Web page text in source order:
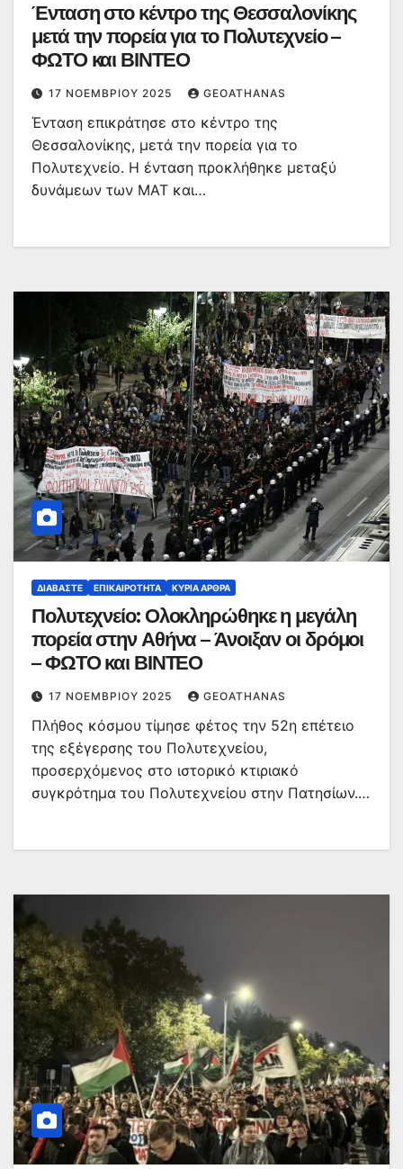
Ένταση στο κέντρο της Θεσσαλονίκης
μετά την πορεία για το Πολυτεχνείο –
ΦΩΤΟ και ΒΙΝΤΕΟ
17 ΝΟΕΜΒΡΊΟΥ 2025 GEOATHANAS
Ένταση επικράτησε στο κέντρο της
Θεσσαλονίκης, μετά την πορεία για το
Πολυτεχνείο. Η ένταση προκλήθηκε μεταξύ
δυνάμεων των ΜΑΤ και…
ΔΙΑΒΆΣΤΕ ΕΠΙΚΑΙΡΌΤΗΤΑ ΚΥΡΙΑ ΑΡΘΡΑ
Πολυτεχνείο: Ολοκληρώθηκε η μεγάλη
πορεία στην Αθήνα – Άνοιξαν οι δρόμοι
– ΦΩΤΟ και ΒΙΝΤΕΟ
17 ΝΟΕΜΒΡΊΟΥ 2025 GEOATHANAS
Πλήθος κόσμου τίμησε φέτος την 52η επέτειο
της εξέγερσης του Πολυτεχνείου,
προσερχόμενος στο ιστορικό κτιριακό
συγκρότημα του Πολυτεχνείου στην Πατησίων.…